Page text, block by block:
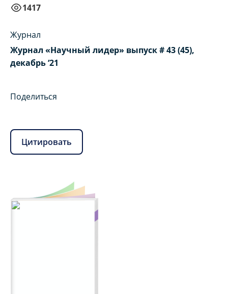
1417
Журнал
Журнал «Научный лидер» выпуск # 43 (45),
декабрь ‘21
Поделиться
Цитировать